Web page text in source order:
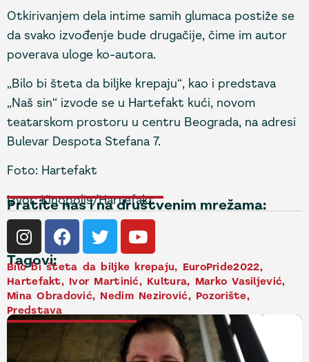
Otkirivanjem dela intime samih glumaca postiže se
da svako izvođenje bude drugačije, čime im autor
poverava uloge ko-autora.
„Bilo bi šteta da biljke krepaju“, kao i predstava
„Naš sin“ izvode se u Hartefakt kući, novom
teatarskom prostoru u centru Beograda, na adresi
Bulevar Despota Stefana 7.
Foto: Hartefakt
Izvor: Kinopolis/Hartefakt
Pratite nas i na društvenim mrežama:
Tagovi:
Bilo bi šteta da biljke krepaju, EuroPride2022,
Hartefakt, Ivor Martinić, Kultura, Marko Vasiljević,
Mina Obradović, Nedim Nezirović, Pozorište,
Predstava
NAJNOVIJE VESTI